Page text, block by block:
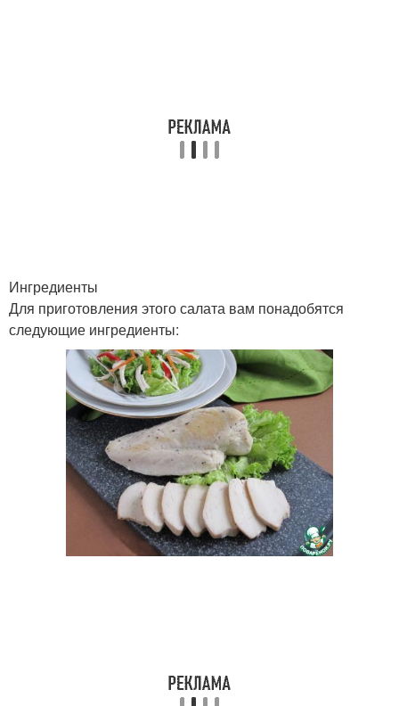
Баклажаны в томате Баклажаны на зиму
Баклажаны с
помидорами
Соус с баклажанами
Вкусные баклажаны
Баклажаны в томатном
соусе
Ингредиенты
Для приготовления этого салата вам понадобятся
следующие ингредиенты: